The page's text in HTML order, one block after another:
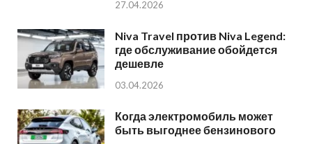
27.04.2026
Niva Travel против Niva Legend:
где обслуживание обойдется
дешевле
03.04.2026
Когда электромобиль может
быть выгоднее бензинового